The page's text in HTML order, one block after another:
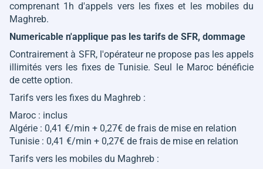
comprenant 1h d'appels vers les fixes et les mobiles du
Maghreb.
Numericable n'applique pas les tarifs de SFR, dommage
Contrairement à SFR, l'opérateur ne propose pas les appels
illimités vers les fixes de Tunisie. Seul le Maroc bénéficie
de cette option.
Tarifs vers les fixes du Maghreb :
Maroc : inclus
Algérie : 0,41 €/min + 0,27€ de frais de mise en relation
Tunisie : 0,41 €/min + 0,27€ de frais de mise en relation
Tarifs vers les mobiles du Maghreb :